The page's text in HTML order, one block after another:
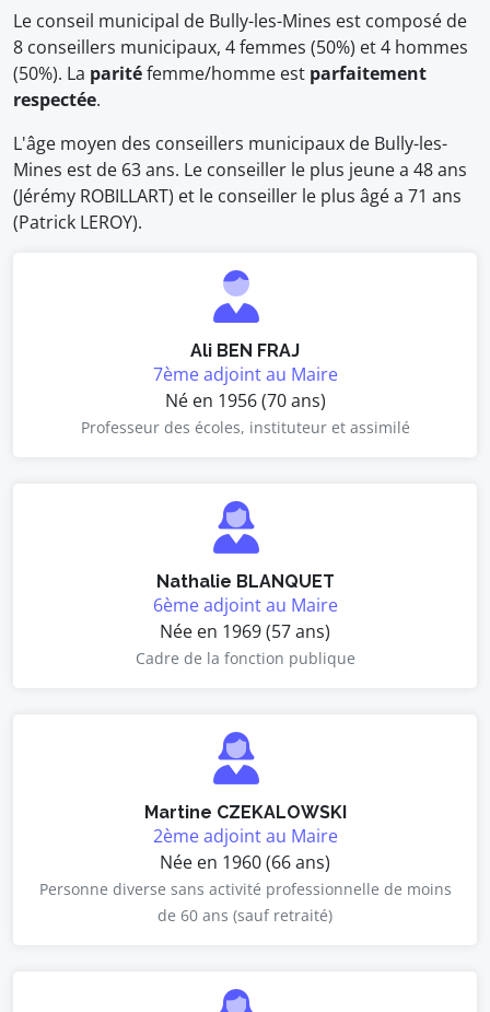
Le conseil municipal de Bully-les-Mines est composé de
8 conseillers municipaux, 4 femmes (50%) et 4 hommes
(50%). La paritéfemme/homme est parfaitement
respectée.
L'âge moyen des conseillers municipaux de Bully-les-
Mines est de 63 ans. Le conseiller le plus jeune a 48 ans
(Jérémy ROBILLART) et le conseiller le plus âgé a 71 ans
(Patrick LEROY).
Ali BEN FRAJ
7ème adjoint au Maire
Né en 1956 (70 ans)
Professeur des écoles, instituteur et assimilé
Nathalie BLANQUET
6ème adjoint au Maire
Née en 1969 (57 ans)
Cadre de la fonction publique
Martine CZEKALOWSKI
2ème adjoint au Maire
Née en 1960 (66 ans)
Personne diverse sans activité professionnelle de moins
de 60 ans (sauf retraité)